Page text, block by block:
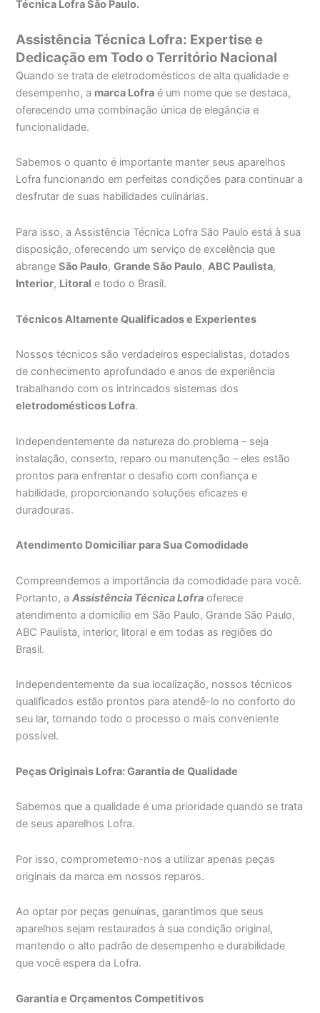
Técnica Lofra São Paulo.
Assistência Técnica Lofra: Expertise e
Dedicação em Todo o Território Nacional
Quando se trata de eletrodomésticos de alta qualidade e
desempenho, a marca Lofra é um nome que se destaca,
oferecendo uma combinação única de elegância e
funcionalidade.
Sabemos o quanto é importante manter seus aparelhos
Lofra funcionando em perfeitas condições para continuar a
desfrutar de suas habilidades culinárias.
Para isso, a Assistência Técnica Lofra São Paulo está à sua
disposição, oferecendo um serviço de excelência que
abrangeSão Paulo,Grande São Paulo,ABC Paulista,
Interior, Litoral e todo o Brasil.
Técnicos Altamente Qualificados e Experientes
Nossos técnicos são verdadeiros especialistas, dotados
de conhecimento aprofundado e anos de experiência
trabalhando com os intrincados sistemas dos
eletrodomésticos Lofra.
Independentemente da natureza do problema – seja
instalação, conserto, reparo ou manutenção – eles estão
prontos para enfrentar o desafio com confiança e
habilidade, proporcionando soluções eficazes e
duradouras.
Atendimento Domiciliar para Sua Comodidade
Compreendemos a importância da comodidade para você.
Portanto, aAssistência Técnica Lofra oferece
atendimento a domicílio em São Paulo, Grande São Paulo,
ABC Paulista, interior, litoral e em todas as regiões do
Brasil.
Independentemente da sua localização, nossos técnicos
qualificados estão prontos para atendê-lo no conforto do
seu lar, tornando todo o processo o mais conveniente
possível.
Peças Originais Lofra: Garantia de Qualidade
Sabemos que a qualidade é uma prioridade quando se trata
de seus aparelhos Lofra.
Por isso, comprometemo-nos a utilizar apenas peças
originais da marca em nossos reparos.
Ao optar por peças genuínas, garantimos que seus
aparelhos sejam restaurados à sua condição original,
mantendo o alto padrão de desempenho e durabilidade
que você espera da Lofra.
Garantia e Orçamentos Competitivos